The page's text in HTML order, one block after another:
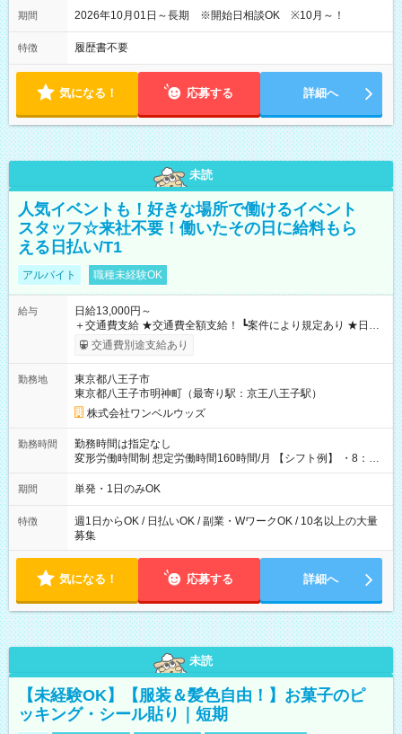
期間 2026年10月01日～長期 ※開始日相談OK ※10月～！
特徴 履歴書不要
気になる！ 応募する 詳細へ
未読
人気イベントも！好きな場所で働けるイベント
スタッフ☆来社不要！働いたその日に給料もら
える日払い/T1
アルバイト 職種未経験OK
給与
日給13,000円～
＋交通費支給 ★交通費全額支給！ ┗案件により規定あり ★日払
いOK！（規定あり） ┗働いたその日に現金GET♪ お仕事後はコ
ンビニATMから 日払い分を引き落とせます！ 【試用期間】試
交通費別途支給あり
勤務地
東京都八王子市
東京都八王子市明神町（最寄り駅：京王八王子駅）
株式会社ワンベルウッズ
勤務時間
勤務時間は指定なし
変形労働時間制 想定労働時間160時間/月 【シフト例】 ・8：00
～21：00
期間 単発・1日のみOK
特徴
週1日からOK / 日払いOK / 副業・WワークOK / 10名以上の大量
募集
気になる！ 応募する 詳細へ
未読
【未経験OK】【服装＆髪色自由！】お菓子のピ
ッキング・シール貼り｜短期